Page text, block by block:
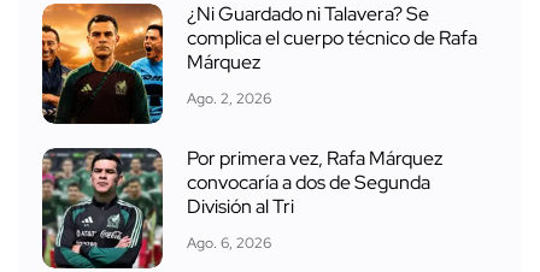
¿Ni Guardado ni Talavera? Se
complica el cuerpo técnico de Rafa
Márquez
Ago. 2, 2026
Por primera vez, Rafa Márquez
convocaría a dos de Segunda
División al Tri
Ago. 6, 2026